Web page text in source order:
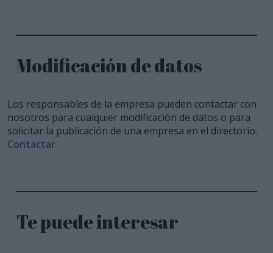
Modificación de datos
Los responsables de la empresa pueden contactar con
nosotros para cualquier modificación de datos o para
solicitar la publicación de una empresa en el directorio.
Contactar
Te puede interesar